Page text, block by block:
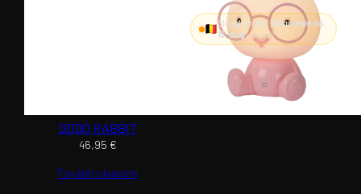
DODO RABBIT
46,95 €
Tovább olvasom
Skladom BE ·Doručenie do
19. aug(~9 dní)